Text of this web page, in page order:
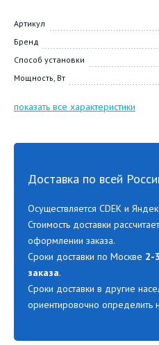
Артикул
Бренд
Способ установки
Мощность, Вт
показать все характеристики
Доставка по всей
Осуществляется CDEK и
Стоимость доставки
оформлении заказа.
Сроки доставки по Москве 2-
заказа.
Сроки доставки в другие
ориентировочно определить